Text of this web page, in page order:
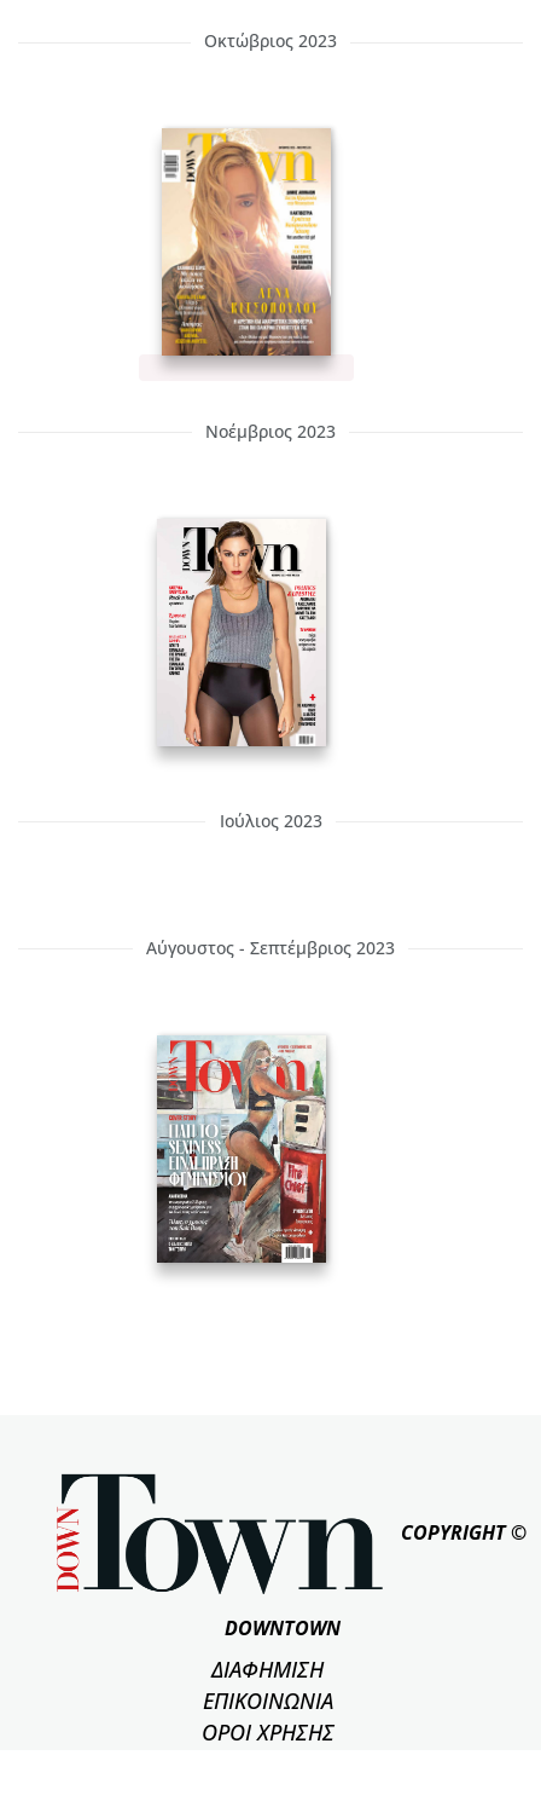
Οκτώβριος 2023
Νοέμβριος 2023
Ιούλιος 2023
Αύγουστος - Σεπτέμβριος 2023
COPYRIGHT ©
DOWNTOWN
ΔΙΑΦΗΜΙΣΗ
ΕΠΙΚΟΙΝΩΝΙΑ
ΟΡΟΙ ΧΡΗΣΗΣ